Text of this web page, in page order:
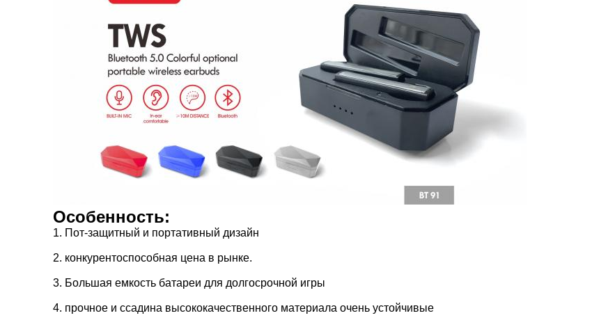
Особенность:
1. Пот-защитный и портативный дизайн
2. конкурентоспособная цена в рынке.
3. Большая емкость батареи для долгосрочной игры
4. прочное и ссадина высококачественного материала очень устойчивые